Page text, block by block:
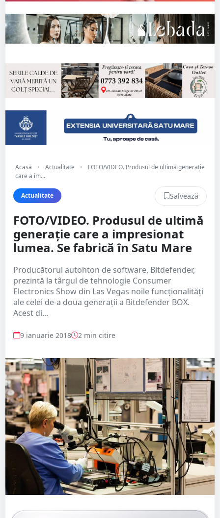
Acasă • Actualitate •
FOTO/VIDEO. Produsul de ultimă generație
care a im...
Actualitate Salvează
FOTO/VIDEO. Produsul de ultimă
generație care a impresionat
lumea. Se fabrică în Satu Mare
Producătorul autohton de software, Bitdefender,
prezintă la târgul de tehnologie Consumer
Electronics Show din Las Vegas noile funcționalități
ale celei de-a doua generații a Bitdefender BOX.
Acest di...
9 ianuarie 2018 2 min citire